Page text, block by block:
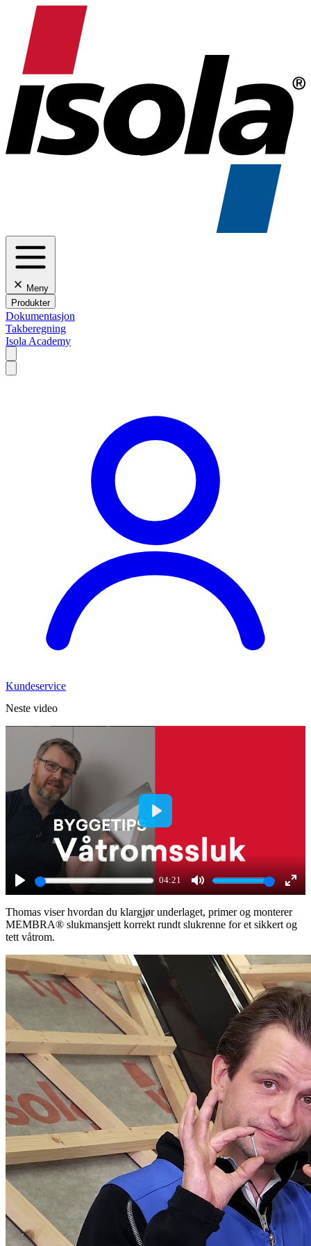
Meny
Produkter
Dokumentasjon
Takberegning
Isola Academy
Kundeservice
Neste video
Play
04:21
Mute
Play
Thomas viser hvordan du klargjør underlaget, primer og monterer
MEMBRA® slukmansjett korrekt rundt slukrenne for et sikkert og
tett våtrom.